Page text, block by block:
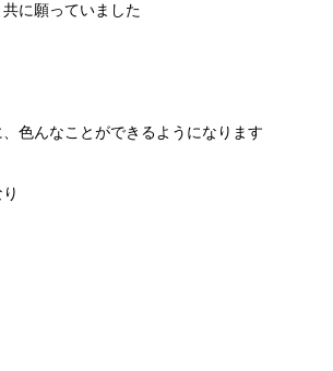
に願っていました
色んなことができるようになります